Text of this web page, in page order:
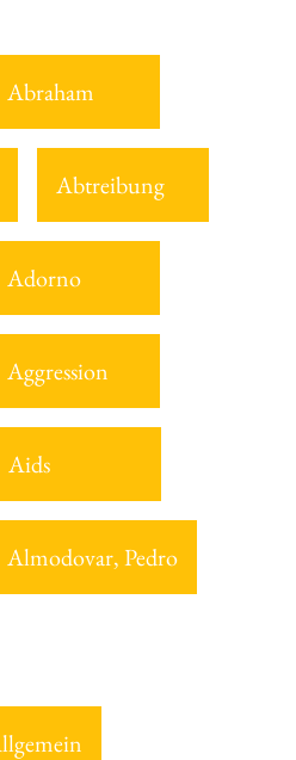
Abraham
Abtreibung
Adorno
Aggression
Aids
Almodovar, Pedro